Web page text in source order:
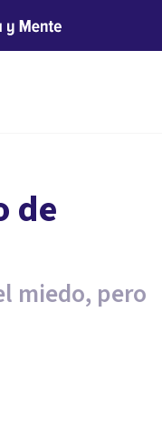
de
miedo, pero